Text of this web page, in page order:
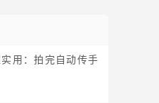
用：拍完自动传手